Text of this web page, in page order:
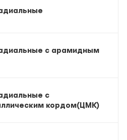
с арамидным
с
кордом(ЦМК)